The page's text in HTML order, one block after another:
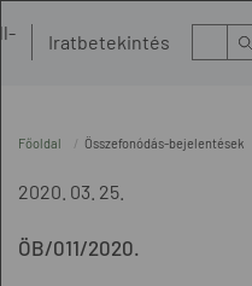
Iratbetekintés Kereső
Főoldal Összefonódás-bejelentések
2020. 03. 25.
ÖB/011/2020.